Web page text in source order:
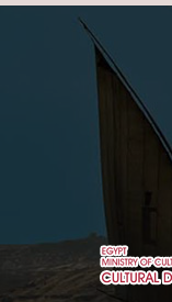
Skip to main content